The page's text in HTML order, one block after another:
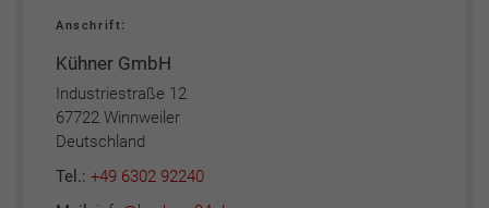
Anschrift:
Kühner GmbH
Industriestraße 12
67722 Winnweiler
Deutschland
Tel.: +49 6302 92240